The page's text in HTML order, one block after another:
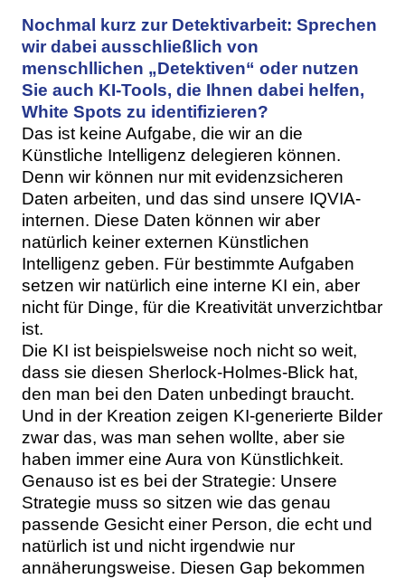
Nochmal kurz zur Detektivarbeit: Sprechen
wir dabei ausschließlich von
menschllichen „Detektiven“ oder nutzen
Sie auch KI-Tools, die Ihnen dabei helfen,
White Spots zu identifizieren?
Das ist keine Aufgabe, die wir an die
Künstliche Intelligenz delegieren können.
Denn wir können nur mit evidenzsicheren
Daten arbeiten, und das sind unsere IQVIA-
internen. Diese Daten können wir aber
natürlich keiner externen Künstlichen
Intelligenz geben. Für bestimmte Aufgaben
setzen wir natürlich eine interne KI ein, aber
nicht für Dinge, für die Kreativität unverzichtbar
ist.
Die KI ist beispielsweise noch nicht so weit,
dass sie diesen Sherlock-Holmes-Blick hat,
den man bei den Daten unbedingt braucht.
Und in der Kreation zeigen KI-generierte Bilder
zwar das, was man sehen wollte, aber sie
haben immer eine Aura von Künstlichkeit.
Genauso ist es bei der Strategie: Unsere
Strategie muss so sitzen wie das genau
passende Gesicht einer Person, die echt und
natürlich ist und nicht irgendwie nur
annäherungsweise. Diesen Gap bekommen